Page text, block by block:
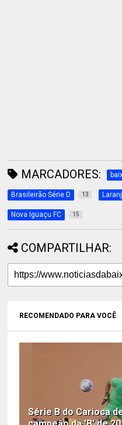
MARCADORES:
Brasileirão Série D 13
Nova Iguaçu FC 15
COMPARTILHAR:
RECOMENDADO PARA VOCÊ
Série B do Carioca